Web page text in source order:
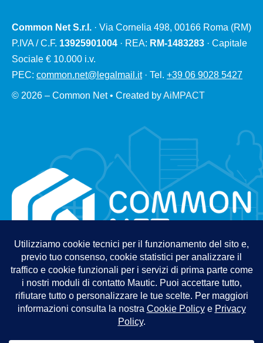
Common Net S.r.l. · Via Cornelia 498, 00166 Roma (RM)
P.IVA / C.F. 13925901004 · REA: RM-1483283 · Capitale
Sociale € 10.000 i.v.
PEC: common.net@legalmail.it· Tel. +39 06 9028 5427
© 2026 – Common Net • Created byAiMPACT
Politica per la sicurezza delle informazioni